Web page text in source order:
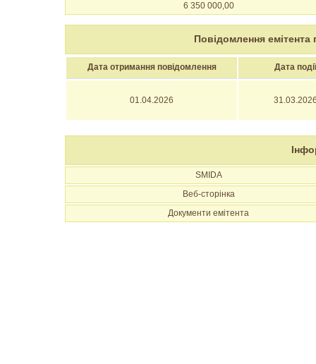
6 350 000,00
Повідомлення
Дата отримання повідомлення Дата події
01.04.2026
SMIDA
Веб-сторінка
Документи емітента